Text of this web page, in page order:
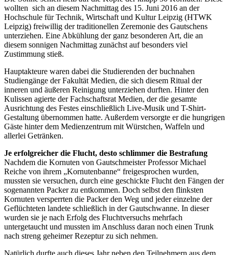
wollten sich an diesem Nachmittag des 15. Juni 2016 an der
Hochschule für Technik, Wirtschaft und Kultur Leipzig (HTWK
Leipzig) freiwillig der traditionellen Zeremonie des Gautschens
unterziehen. Eine Abkühlung der ganz besonderen Art, die an
diesem sonnigen Nachmittag zunächst auf besonders viel
Zustimmung stieß.
Hauptakteure waren dabei die Studierenden der buchnahen
Studiengänge der Fakultät Medien, die sich diesem Ritual der
inneren und äußeren Reinigung unterziehen durften. Hinter den
Kulissen agierte der Fachschaftsrat Medien, der die gesamte
Ausrichtung des Festes einschließlich Live-Musik und T-Shirt-
Gestaltung übernommen hatte. Außerdem versorgte er die hungrigen
Gäste hinter dem Medienzentrum mit Würstchen, Waffeln und
allerlei Getränken.
Je erfolgreicher die Flucht, desto schlimmer die Bestrafung
Nachdem die Kornuten von Gautschmeister Professor Michael
Reiche von ihrem „Kornutenbanne“ freigesprochen wurden,
mussten sie versuchen, durch eine geschickte Flucht den Fängen der
sogenannten Packer zu entkommen. Doch selbst den flinksten
Kornuten versperrten die Packer den Weg und jeder einzelne der
Geflüchteten landete schließlich in der Gautschwanne. In dieser
wurden sie je nach Erfolg des Fluchtversuchs mehrfach
untergetaucht und mussten im Anschluss daran noch einen Trunk
nach streng geheimer Rezeptur zu sich nehmen.